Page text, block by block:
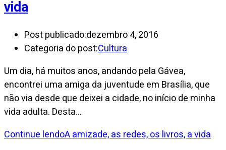
vida
Post publicado:dezembro 4, 2016
Categoria do post:Cultura
Um dia, há muitos anos, andando pela Gávea,
encontrei uma amiga da juventude em Brasília, que
não via desde que deixei a cidade, no início de minha
vida adulta. Desta…
Continue lendoA amizade, as redes, os livros, a vida